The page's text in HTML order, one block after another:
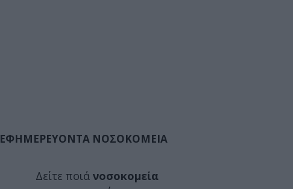
ΕΦΗΜΕΡΕΥΟΝΤΑ ΝΟΣΟΚΟΜΕΙΑ
Δείτε ποιά νοσοκομεία